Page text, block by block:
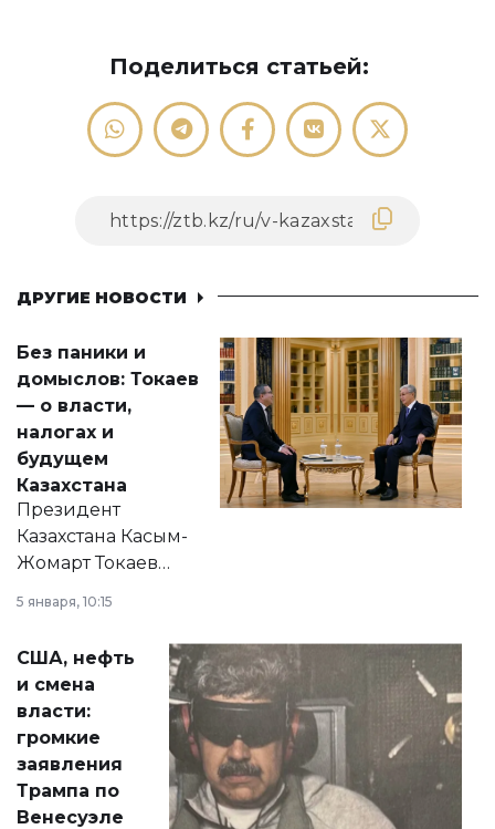
Поделиться статьей:
ДРУГИЕ НОВОСТИ
Без паники и
домыслов: Токаев
— о власти,
налогах и
будущем
Казахстана
Президент
Казахстана Касым-
Жомарт Токаев
сразу несколько
актуальных тем —
от слухов о
политических
реформах до
вопросов армии,
экономики и
личного здоровья.
5 января, 10:15
США, нефть
и смена
власти:
громкие
заявления
Трампа по
Венесуэле